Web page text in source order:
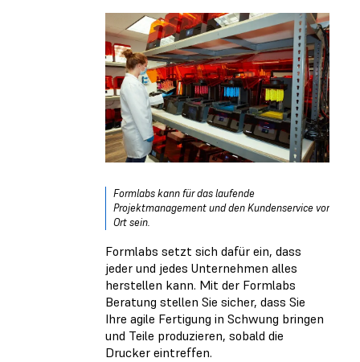
Formlabs kann für das laufende
Projektmanagement und den Kundenservice vor
Ort sein.
Formlabs setzt sich dafür ein, dass
jeder und jedes Unternehmen alles
herstellen kann. Mit der Formlabs
Beratung stellen Sie sicher, dass Sie
Ihre agile Fertigung in Schwung bringen
und Teile produzieren, sobald die
Drucker eintreffen.